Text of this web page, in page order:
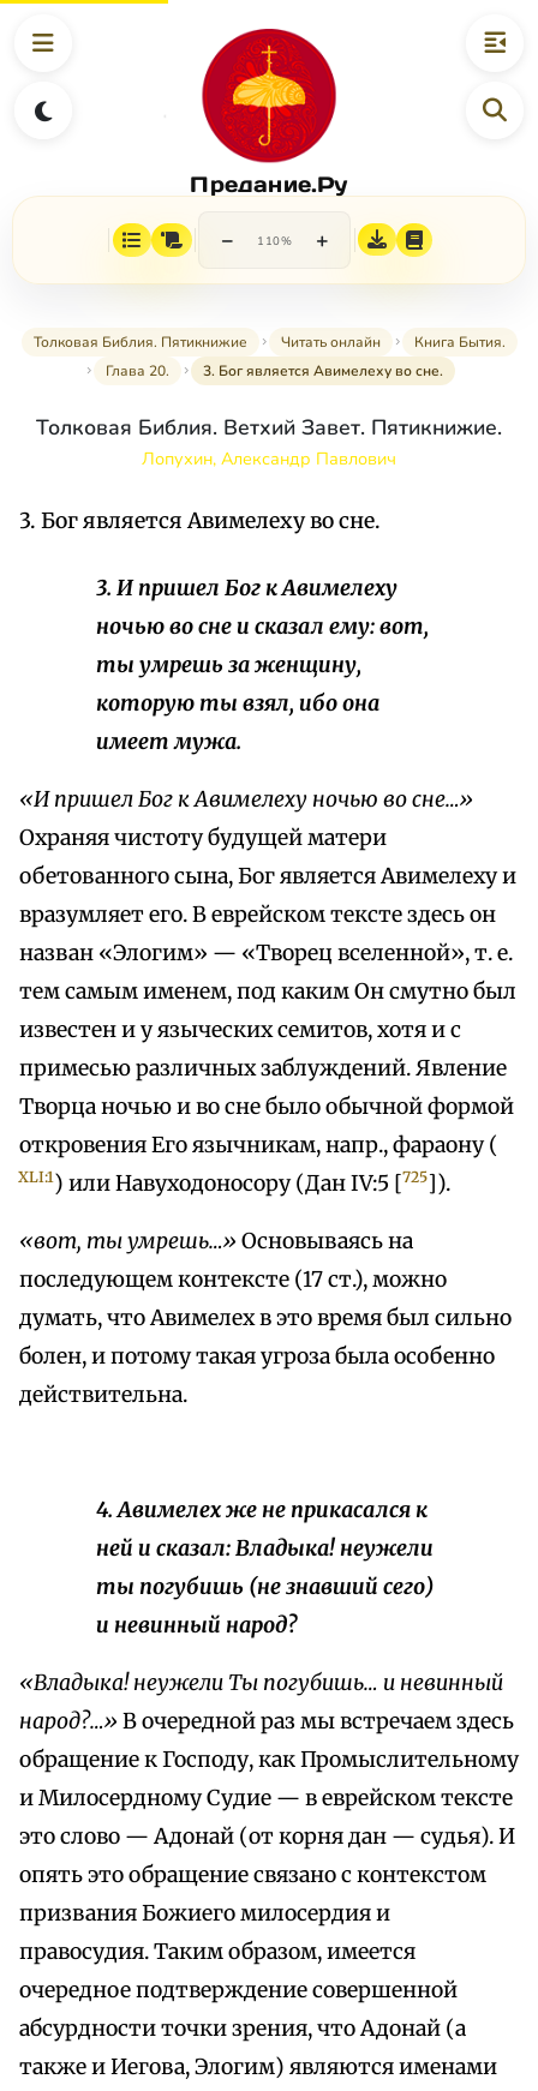
Предание.Ру
− 110% +
Толковая Библия. Пятикнижие Читать онлайн
Книга Бытия.
Глава 20.
3. Бог является Авимелеху во сне.
Толковая Библия. Ветхий Завет. Пятикнижие.
Лопухин, Александр Павлович
3. Бог является Авимелеху во сне.
3. И пришел Бог к Авимелеху
ночью во сне и сказал ему: вот,
ты умрешь за женщину,
которую ты взял, ибо она
имеет мужа.
«И пришел Бог к Авимелеху ночью во сне…»
Охраняя чистоту будущей матери
обетованного сына, Бог является Авимелеху и
вразумляет его. В еврейском тексте здесь он
назван «Элогим» — «Творец вселенной», т. е.
тем самым именем, под каким Он смутно был
известен и у языческих семитов, хотя и с
примесью различных заблуждений. Явление
Творца ночью и во сне было обычной формой
откровения Его язычникам, напр., фараону (
XLI:1) или Навуходоносору (Дан IV:5 [725]).
«вот, ты умрешь…» Основываясь на
последующем контексте (17 ст.), можно
думать, что Авимелех в это время был сильно
болен, и потому такая угроза была особенно
действительна.
4. Авимелех же не прикасался к
ней и сказал: Владыка! неужели
ты погубишь (не знавший сего)
и невинный народ?
«Владыка! неужели Ты погубишь… и невинный
народ?…» В очередной раз мы встречаем здесь
обращение к Господу, как Промыслительному
и Милосердному Судие — в еврейском тексте
это слово — Адонай (от корня дан — судья). И
опять это обращение связано с контекстом
призвания Божиего милосердия и
правосудия. Таким образом, имеется
очередное подтверждение совершенной
абсурдности точки зрения, что Адонай (а
также и Иегова, Элогим) являются именами